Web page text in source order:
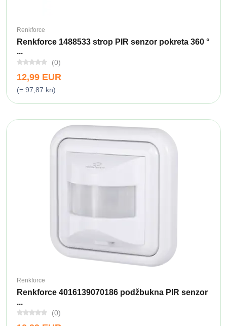
Renkforce
Renkforce 1488533 strop PIR senzor pokreta 360 °
...
(0)
12,99 EUR
(= 97,87 kn)
Renkforce
Renkforce 4016139070186 podžbukna PIR senzor
...
(0)